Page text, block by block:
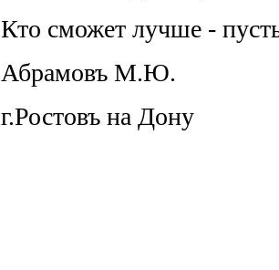
Кто сможет лучше -
Абрамовъ М.Ю.
г.Ростовъ на Дону